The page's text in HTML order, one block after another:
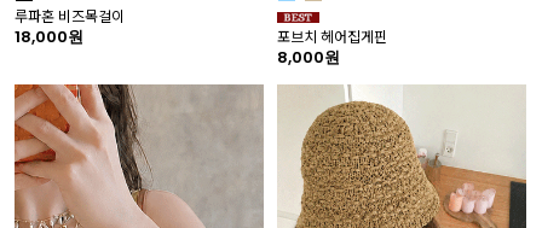
루파혼 비즈목걸이
18,000원 포브치 헤어집게핀
8,000원